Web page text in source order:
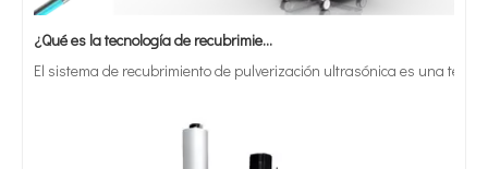
¿Qué es la tecnología de recubrimiento por pulverización ultrasónica de endoscopio semiconductor?
El sistema de recubrimiento de pulverización ultrasónica es una